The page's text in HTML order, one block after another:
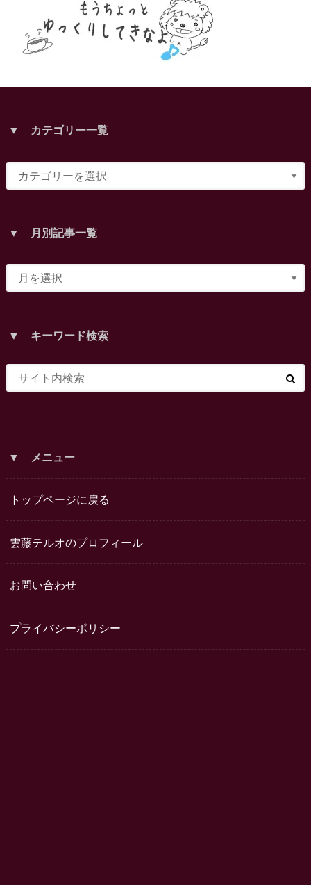
▼ カテゴリー一覧
▼ 月別記事一覧
▼ キーワード検索
▼ メニュー
トップページに戻る
雲藤テルオのプロフィール
お問い合わせ
プライバシーポリシー